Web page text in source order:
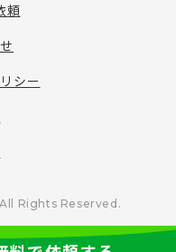
頼
シー
Rights Reserved.